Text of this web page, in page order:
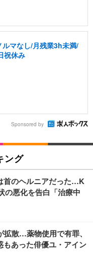
ルマなし/月残業3h未満/
祝休み
Sponsored by
ング
首のヘルニアだった…K
の悪化を告白「治療中
拡散…薬物使用で有罪、
もあった俳優ユ・アイン